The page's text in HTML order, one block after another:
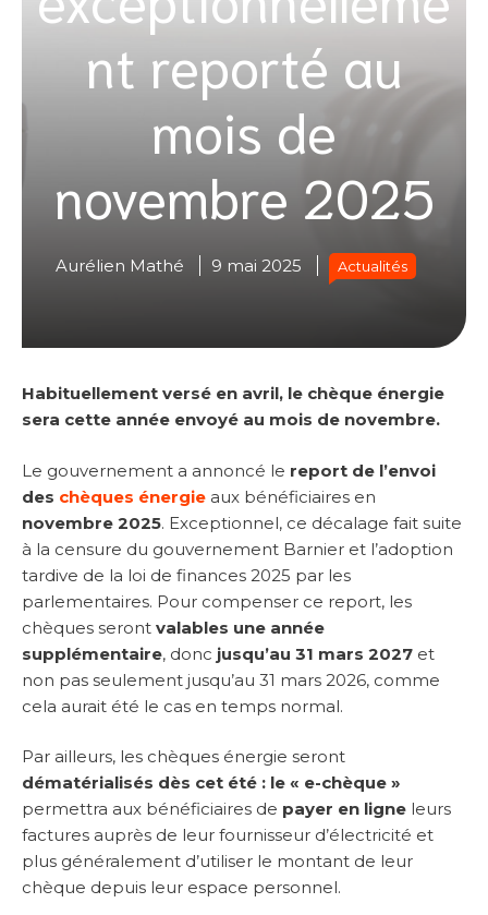
nt reporté au
mois de
novembre 2025
Aurélien Mathé 9 mai 2025 Actualités
Habituellement versé en avril, le chèque énergie
sera cette année envoyé au mois de novembre.
Le gouvernement a annoncé le report de l’envoi
des chèques énergie aux bénéficiaires en
novembre 2025. Exceptionnel, ce décalage fait suite
à la censure du gouvernement Barnier et l’adoption
tardive de la loi de finances 2025 par les
parlementaires. Pour compenser ce report, les
chèques seront valables une année
supplémentaire, donc jusqu’au 31 mars 2027 et
non pas seulement jusqu’au 31 mars 2026, comme
cela aurait été le cas en temps normal.
Par ailleurs, les chèques énergie seront
dématérialisés dès cet été : le « e-chèque »
permettra aux bénéficiaires de payer en ligne leurs
factures auprès de leur fournisseur d’électricité et
plus généralement d’utiliser le montant de leur
chèque depuis leur espace personnel.